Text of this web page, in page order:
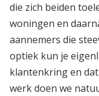
die zich beiden
woningen en
aannemers die
optiek kun je
klantenkring en
werk doen we